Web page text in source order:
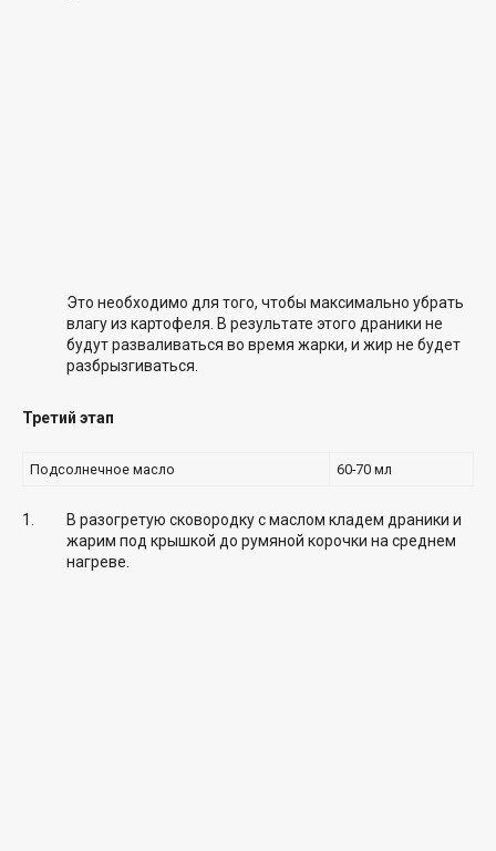
Это необходимо для того, чтобы максимально убрать
влагу из картофеля. В результате этого драники не
будут разваливаться во время жарки, и жир не будет
разбрызгиваться.
Третий этап
Подсолнечное масло 60-70 мл
В разогретую сковородку с маслом кладем драники и
жарим под крышкой до румяной корочки на среднем
нагреве.